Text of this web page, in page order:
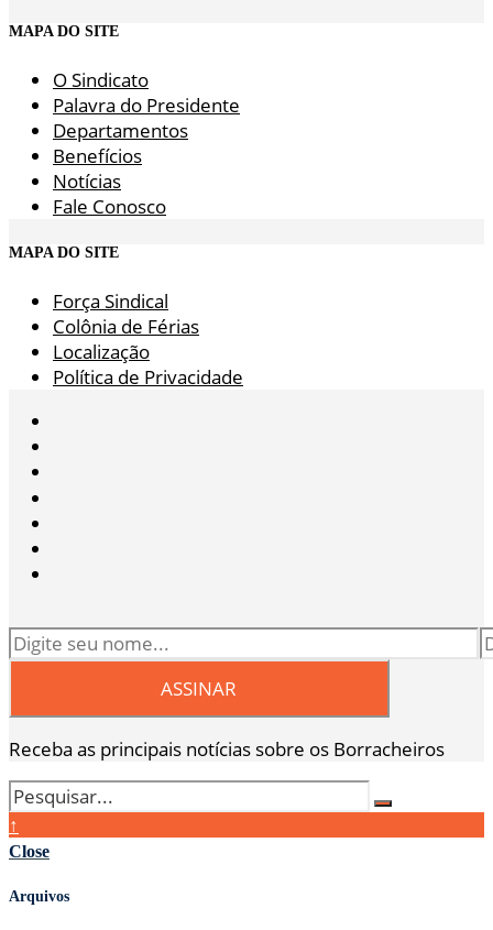
MAPA DO SITE
O Sindicato
Palavra do Presidente
Departamentos
Benefícios
Notícias
Fale Conosco
MAPA DO SITE
Força Sindical
Colônia de Férias
Localização
Política de Privacidade
Receba as principais notícias sobre os Borracheiros
↑
Close
Arquivos